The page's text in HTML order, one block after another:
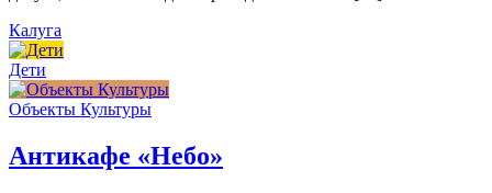
Калуга
Дети
Объекты Культуры
Антикафе «Небо»